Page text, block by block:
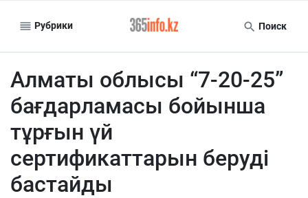
Рубрики Поиск
Алматы облысы “7-20-25”
бағдарламасы бойынша
тұрғын үй
сертификаттарын беруді
бастайды